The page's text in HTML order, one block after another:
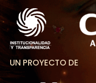
UN PROYECTO DE